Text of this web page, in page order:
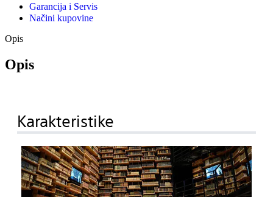
Garancija i Servis
Načini kupovine
Opis
Opis
Karakteristike